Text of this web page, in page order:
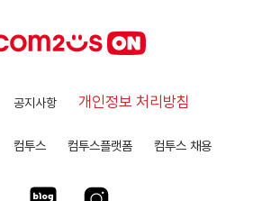
공지사항 개인정보 처리방침
컴투스 컴투스플랫폼 컴투스 채용